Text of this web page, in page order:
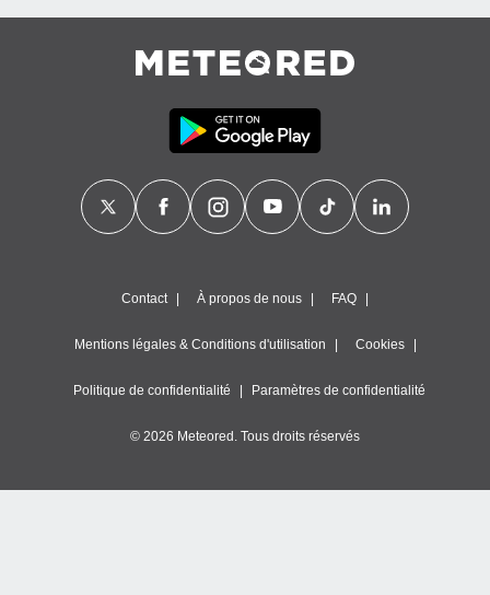
Contact À propos de nous FAQ
Mentions légales & Conditions d'utilisation Cookies
Politique de confidentialité Paramètres de confidentialité
© 2026 Meteored. Tous droits réservés